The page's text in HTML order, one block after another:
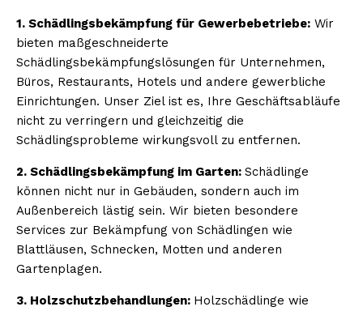
1. Schädlingsbekämpfung für Gewerbebetriebe: Wir
bieten maßgeschneiderte
Schädlingsbekämpfungslösungen für Unternehmen,
Büros, Restaurants, Hotels und andere gewerbliche
Einrichtungen. Unser Ziel ist es, Ihre Geschäftsabläufe
nicht zu verringern und gleichzeitig die
Schädlingsprobleme wirkungsvoll zu entfernen.
2. Schädlingsbekämpfung im Garten: Schädlinge
können nicht nur in Gebäuden, sondern auch im
Außenbereich lästig sein. Wir bieten besondere
Services zur Bekämpfung von Schädlingen wie
Blattläusen, Schnecken, Motten und anderen
Gartenplagen.
3. Holzschutzbehandlungen: Holzschädlinge wie